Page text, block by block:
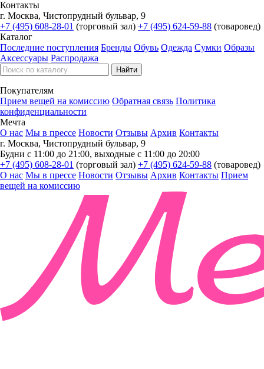
Контакты
г. Москва, Чистопрудный бульвар, 9
+7 (495) 608-28-01 (торговый зал) +7 (495) 624-59-88 (товаровед)
Каталог
Последние поступления Бренды Обувь Одежда Сумки Образы
Аксессуары Распродажа
Покупателям
Прием вещей на комиссию Обратная связь Политика
конфиденциальности
Мечта
О нас Мы в прессе Новости Отзывы Архив Контакты
г. Москва, Чистопрудный бульвар, 9
Будни с 11:00 до 21:00, выходные с 11:00 до 20:00
+7 (495) 608-28-01 (торговый зал) +7 (495) 624-59-88 (товаровед)
О нас Мы в прессе Новости Отзывы Архив Контакты Прием
вещей на комиссию